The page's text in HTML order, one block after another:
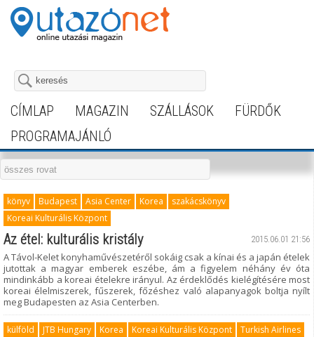
CÍMLAP MAGAZIN SZÁLLÁSOK
FÜRDŐK
PROGRAMAJÁNLÓ
könyv Budapest Asia Center Korea
szakácskönyv
Koreai Kulturális Központ
2015.06.01 21:56
Az étel: kulturális kristály
A Távol-Kelet konyhaművészetéről sokáig csak a kínai és a japán ételek
jutottak a magyar emberek eszébe, ám a figyelem néhány év óta
mindinkább a koreai ételekre irányul. Az érdeklődés kielégítésére most
koreai élelmiszerek, fűszerek, főzéshez való alapanyagok boltja nyílt
meg Budapesten az Asia Centerben.
külföld JTB Hungary Korea Koreai Kulturális Központ
Turkish Airlines